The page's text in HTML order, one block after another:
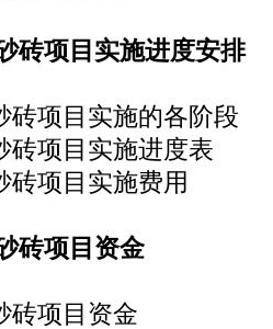
砖项目实施进度安排
项目实施的各阶段
项目实施进度表
项目实施费用
砖项目资金
项目资金